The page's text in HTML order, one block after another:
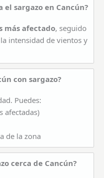
el sargazo en Cancún?
más afectado, seguido
intensidad de vientos y
con sargazo?
Puedes:
afectadas)
de la zona
cerca de Cancún?